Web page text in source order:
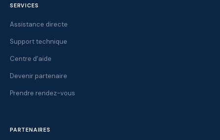
SERVICES
Assistance directe
Support technique
Centre d'aide
Devenir partenaire
Prendre rendez-vous
PARTENAIRES